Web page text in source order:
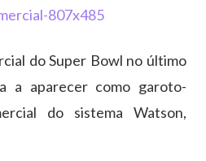
do Super Bowl no último
a aparecer como garoto-
do sistema Watson,